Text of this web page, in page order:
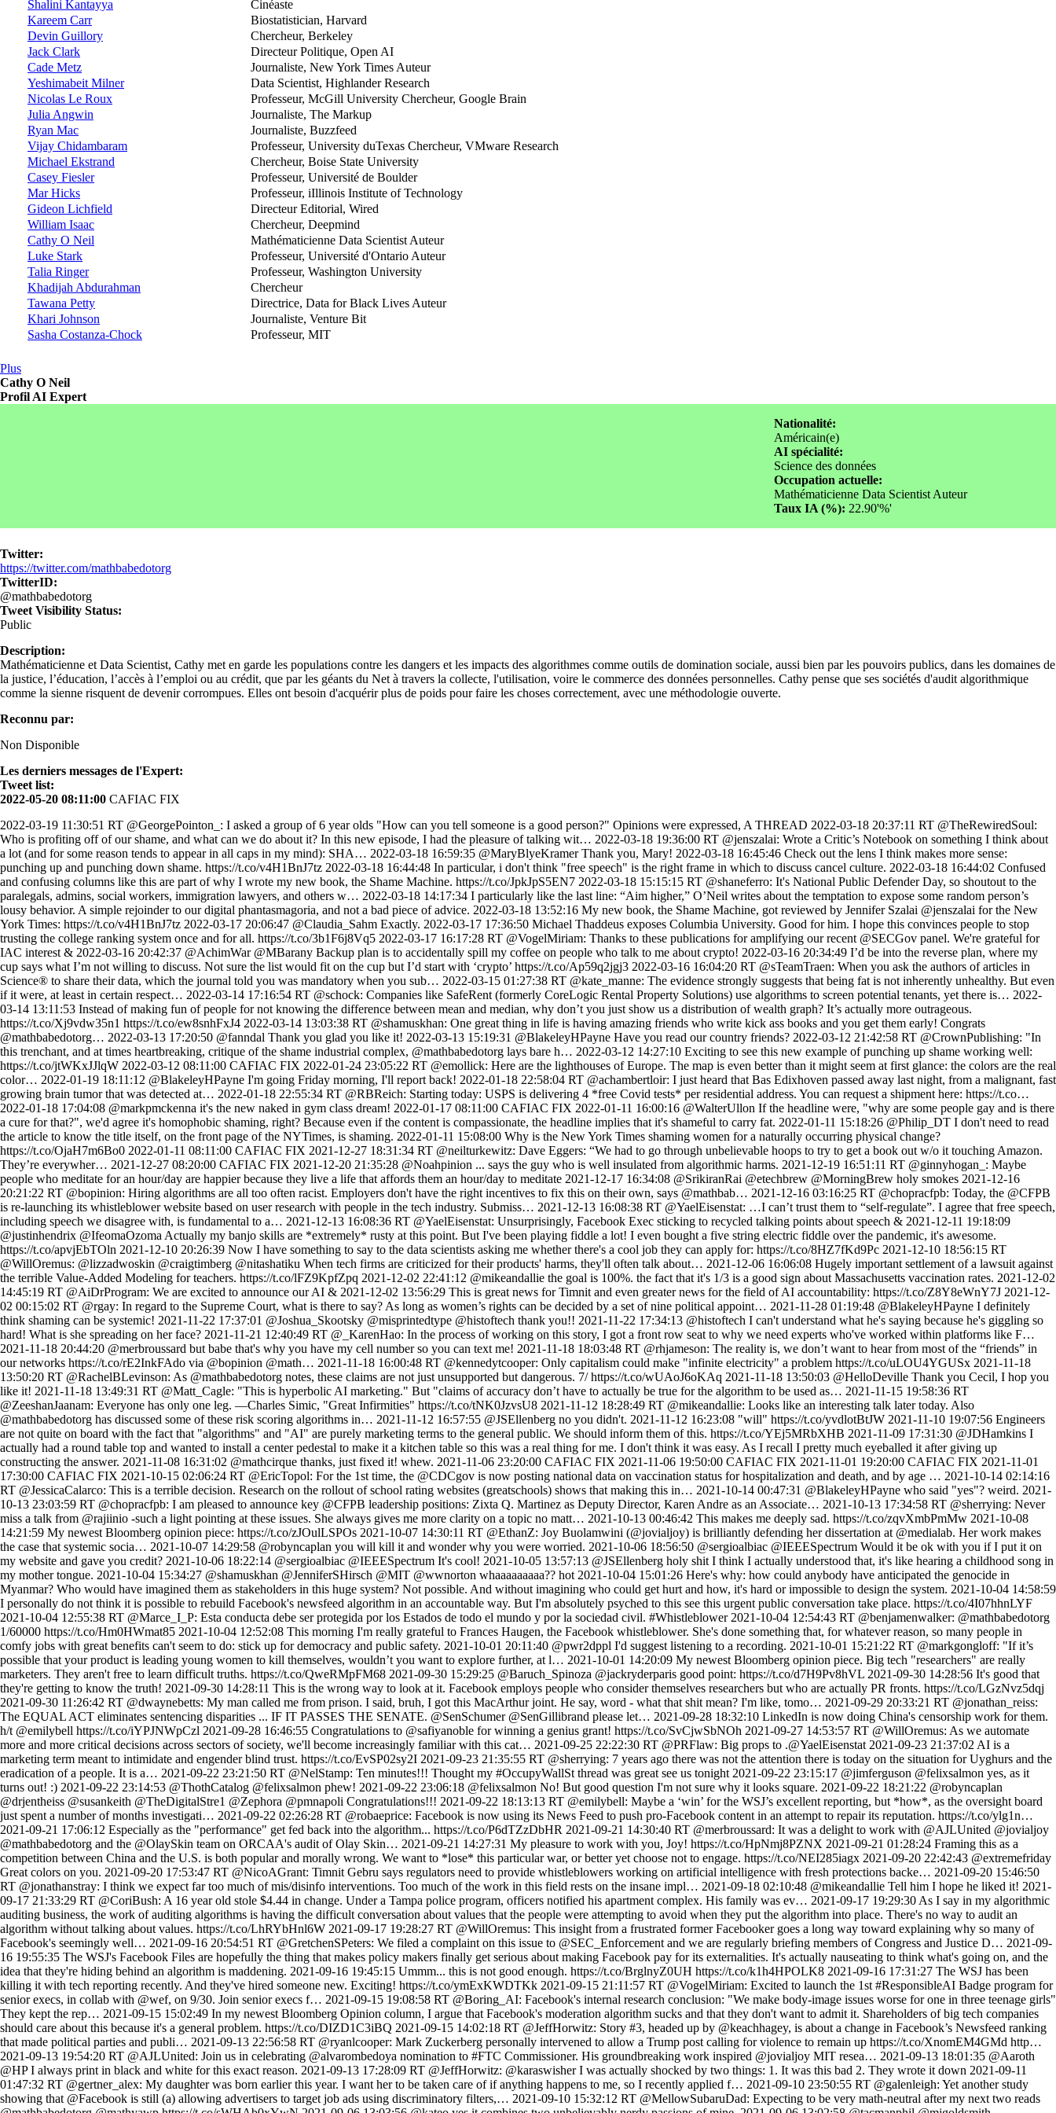
Shalini Kantayya
Cinéaste
Kareem Carr
Biostatistician, Harvard
Devin Guillory
Chercheur, Berkeley
Jack Clark
Directeur Politique, Open AI
Cade Metz
Journaliste, New York Times Auteur
Yeshimabeit Milner
Data Scientist, Highlander Research
Nicolas Le Roux
Professeur, McGill University Chercheur, Google Brain
Julia Angwin
Journaliste, The Markup
Ryan Mac
Journaliste, Buzzfeed
Vijay Chidambaram
Professeur, University duTexas Chercheur, VMware Research
Michael Ekstrand
Chercheur, Boise State University
Casey Fiesler
Professeur, Université de Boulder
Mar Hicks
Professeur, iIllinois Institute of Technology
Gideon Lichfield
Directeur Editorial, Wired
William Isaac
Chercheur, Deepmind
Cathy O Neil
Mathématicienne Data Scientist Auteur
Luke Stark
Professeur, Université d'Ontario Auteur
Talia Ringer
Professeur, Washington University
Khadijah Abdurahman
Chercheur
Tawana Petty
Directrice, Data for Black Lives Auteur
Khari Johnson
Journaliste, Venture Bit
Sasha Costanza-Chock
Professeur, MIT
Plus
Cathy O Neil
Profil AI Expert
Nationalité:
Américain(e)
AI spécialité:
Science des données
Occupation actuelle:
Mathématicienne Data Scientist Auteur
Taux IA (%): 22.90'%'
Twitter:
https://twitter.com/mathbabedotorg
TwitterID:
@mathbabedotorg
Tweet Visibility Status:
Public
Description:
Mathématicienne et Data Scientist, Cathy met en garde les populations contre les dangers et les impacts des algorithmes comme outils de domination sociale, aussi bien par les pouvoirs publics, dans les domaines de
la justice, l’éducation, l’accès à l’emploi ou au crédit, que par les géants du Net à travers la collecte, l'utilisation, voire le commerce des données personnelles. Cathy pense que ses sociétés d'audit algorithmique
comme la sienne risquent de devenir corrompues. Elles ont besoin d'acquérir plus de poids pour faire les choses correctement, avec une méthodologie ouverte.
Reconnu par:
Non Disponible
Les derniers messages de l'Expert:
Tweet list:
2022-05-20 08:11:00 CAFIAC FIX
2022-03-19 11:30:51 RT @GeorgePointon_: I asked a group of 6 year olds "How can you tell someone is a good person?" Opinions were expressed, A THREAD 2022-03-18 20:37:11 RT @TheRewiredSoul: Who is profiting off of our shame, and what can we do about it? In this new episode, I had the pleasure of talking wit… 2022-03-18 19:36:00 RT @jenszalai: Wrote a Critic’s Notebook on something I think about a lot (and for some reason tends to appear in all caps in my mind): SHA… 2022-03-18 16:59:35 @MaryBlyeKramer Thank you, Mary! 2022-03-18 16:45:46 Check out the lens I think makes more sense: punching up and punching down shame. https://t.co/v4H1BnJ7tz 2022-03-18 16:44:48 In particular, i don't think "free speech" is the right frame in which to discuss cancel culture. 2022-03-18 16:44:02 Confused and confusing columns like this are part of why I wrote my new book, the Shame Machine. https://t.co/JpkJpS5EN7 2022-03-18 15:15:15 RT @shaneferro: It's National Public Defender Day, so shoutout to the paralegals, admins, social workers, immigration lawyers, and others w… 2022-03-18 14:17:34 I particularly like the last line: “Aim higher,” O’Neil writes about the temptation to expose some random person’s lousy behavior. A simple rejoinder to our digital phantasmagoria, and not a bad piece of advice. 2022-03-18 13:52:16 My new book, the Shame Machine, got reviewed by Jennifer Szalai @jenszalai for the New York Times: https://t.co/v4H1BnJ7tz 2022-03-17 20:06:47 @Claudia_Sahm Exactly. 2022-03-17 17:36:50 Michael Thaddeus exposes Columbia University. Good for him. I hope this convinces people to stop trusting the college ranking system once and for all. https://t.co/3b1F6j8Vq5 2022-03-17 16:17:28 RT @VogelMiriam: Thanks to these publications for amplifying our recent @SECGov panel. We're grateful for IAC interest & 2022-03-16 20:42:37 @AchimWar @MBarany Backup plan is to accidentally spill my coffee on people who talk to me about crypto! 2022-03-16 20:34:49 I’d be into the reverse plan, where my cup says what I’m not willing to discuss. Not sure the list would fit on the cup but I’d start with ‘crypto’ https://t.co/Ap59q2jgj3 2022-03-16 16:04:20 RT @sTeamTraen: When you ask the authors of articles in Science® to share their data, which the journal told you was mandatory when you sub… 2022-03-15 01:27:38 RT @kate_manne: The evidence strongly suggests that being fat is not inherently unhealthy. But even if it were, at least in certain respect… 2022-03-14 17:16:54 RT @schock: Companies like SafeRent (formerly CoreLogic Rental Property Solutions) use algorithms to screen potential tenants, yet there is… 2022-03-14 13:11:53 Instead of making fun of people for not knowing the difference between mean and median, why don’t you just show us a distribution of wealth graph? It’s actually more outrageous. https://t.co/Xj9vdw35n1 https://t.co/ew8snhFxJ4 2022-03-14 13:03:38 RT @shamuskhan: One great thing in life is having amazing friends who write kick ass books and you get them early! Congrats @mathbabedotorg… 2022-03-13 17:20:50 @fanndal Thank you glad you like it! 2022-03-13 15:19:31 @BlakeleyHPayne Have you read our country friends? 2022-03-12 21:42:58 RT @CrownPublishing: "In this trenchant, and at times heartbreaking, critique of the shame industrial complex, @mathbabedotorg lays bare h… 2022-03-12 14:27:10 Exciting to see this new example of punching up shame working well: https://t.co/jtWKxJJlqW 2022-03-12 08:11:00 CAFIAC FIX 2022-01-24 23:05:22 RT @emollick: Here are the lighthouses of Europe. The map is even better than it might seem at first glance: the colors are the real color… 2022-01-19 18:11:12 @BlakeleyHPayne I'm going Friday morning, I'll report back! 2022-01-18 22:58:04 RT @achambertloir: I just heard that Bas Edixhoven passed away last night, from a malignant, fast growing brain tumor that was detected at… 2022-01-18 22:55:34 RT @RBReich: Starting today: USPS is delivering 4 *free Covid tests* per residential address. You can request a shipment here: https://t.co… 2022-01-18 17:04:08 @markpmckenna it's the new naked in gym class dream! 2022-01-17 08:11:00 CAFIAC FIX 2022-01-11 16:00:16 @WalterUllon If the headline were, "why are some people gay and is there a cure for that?", we'd agree it's homophobic shaming, right? Because even if the content is compassionate, the headline implies that it's shameful to carry fat. 2022-01-11 15:18:26 @Philip_DT I don't need to read the article to know the title itself, on the front page of the NYTimes, is shaming. 2022-01-11 15:08:00 Why is the New York Times shaming women for a naturally occurring physical change? https://t.co/OjaH7m6Bo0 2022-01-11 08:11:00 CAFIAC FIX 2021-12-27 18:31:34 RT @neilturkewitz: Dave Eggers: “We had to go through unbelievable hoops to try to get a book out w/o it touching Amazon. They’re everywher… 2021-12-27 08:20:00 CAFIAC FIX 2021-12-20 21:35:28 @Noahpinion ... says the guy who is well insulated from algorithmic harms. 2021-12-19 16:51:11 RT @ginnyhogan_: Maybe people who meditate for an hour/day are happier because they live a life that affords them an hour/day to meditate 2021-12-17 16:34:08 @SrikiranRai @etechbrew @MorningBrew holy smokes 2021-12-16 20:21:22 RT @bopinion: Hiring algorithms are all too often racist. Employers don't have the right incentives to fix this on their own, says @mathbab… 2021-12-16 03:16:25 RT @chopracfpb: Today, the @CFPB is re-launching its whistleblower website based on user research with people in the tech industry. Submiss… 2021-12-13 16:08:38 RT @YaelEisenstat: …I can’t trust them to “self-regulate”. I agree that free speech, including speech we disagree with, is fundamental to a… 2021-12-13 16:08:36 RT @YaelEisenstat: Unsurprisingly, Facebook Exec sticking to recycled talking points about speech & 2021-12-11 19:18:09 @justinhendrix @IfeomaOzoma Actually my banjo skills are *extremely* rusty at this point. But I've been playing fiddle a lot! I even bought a five string electric fiddle over the pandemic, it's awesome. https://t.co/apvjEbTOln 2021-12-10 20:26:39 Now I have something to say to the data scientists asking me whether there's a cool job they can apply for: https://t.co/8HZ7fKd9Pc 2021-12-10 18:56:15 RT @WillOremus: @lizzadwoskin @craigtimberg @nitashatiku When tech firms are criticized for their products' harms, they'll often talk about… 2021-12-06 16:06:08 Hugely important settlement of a lawsuit against the terrible Value-Added Modeling for teachers. https://t.co/lFZ9KpfZpq 2021-12-02 22:41:12 @mikeandallie the goal is 100%. the fact that it's 1/3 is a good sign about Massachusetts vaccination rates. 2021-12-02 14:45:19 RT @AiDrProgram: We are excited to announce our AI & 2021-12-02 13:56:29 This is great news for Timnit and even greater news for the field of AI accountability: https://t.co/Z8Y8eWnY7J 2021-12-02 00:15:02 RT @rgay: In regard to the Supreme Court, what is there to say? As long as women’s rights can be decided by a set of nine political appoint… 2021-11-28 01:19:48 @BlakeleyHPayne I definitely think shaming can be systemic! 2021-11-22 17:37:01 @Joshua_Skootsky @misprintedtype @histoftech thank you!! 2021-11-22 17:34:13 @histoftech I can't understand what he's saying because he's giggling so hard! What is she spreading on her face? 2021-11-21 12:40:49 RT @_KarenHao: In the process of working on this story, I got a front row seat to why we need experts who've worked within platforms like F… 2021-11-18 20:44:20 @merbroussard but babe that's why you have my cell number so you can text me! 2021-11-18 18:03:48 RT @rhjameson: The reality is, we don’t want to hear from most of the “friends” in our networks https://t.co/rE2InkFAdo via @bopinion @math… 2021-11-18 16:00:48 RT @kennedytcooper: Only capitalism could make "infinite electricity" a problem https://t.co/uLOU4YGUSx 2021-11-18 13:50:20 RT @RachelBLevinson: As @mathbabedotorg notes, these claims are not just unsupported but dangerous. 7/ https://t.co/wUAoJ6oKAq 2021-11-18 13:50:03 @HelloDeville Thank you Cecil, I hop you like it! 2021-11-18 13:49:31 RT @Matt_Cagle: "This is hyperbolic AI marketing." But "claims of accuracy don’t have to actually be true for the algorithm to be used as… 2021-11-15 19:58:36 RT @ZeeshanJaanam: Everyone has only one leg. —Charles Simic, "Great Infirmities" https://t.co/tNK0JzvsU8 2021-11-12 18:28:49 RT @mikeandallie: Looks like an interesting talk later today. Also @mathbabedotorg has discussed some of these risk scoring algorithms in… 2021-11-12 16:57:55 @JSEllenberg no you didn't. 2021-11-12 16:23:08 "will" https://t.co/yvdlotBtJW 2021-11-10 19:07:56 Engineers are not quite on board with the fact that "algorithms" and "AI" are purely marketing terms to the general public. We should inform them of this. https://t.co/YEj5MRbXHB 2021-11-09 17:31:30 @JDHamkins I actually had a round table top and wanted to install a center pedestal to make it a kitchen table so this was a real thing for me. I don't think it was easy. As I recall I pretty much eyeballed it after giving up constructing the answer. 2021-11-08 16:31:02 @mathcirque thanks, just fixed it! whew. 2021-11-06 23:20:00 CAFIAC FIX 2021-11-06 19:50:00 CAFIAC FIX 2021-11-01 19:20:00 CAFIAC FIX 2021-11-01 17:30:00 CAFIAC FIX 2021-10-15 02:06:24 RT @EricTopol: For the 1st time, the @CDCgov is now posting national data on vaccination status for hospitalization and death, and by age … 2021-10-14 02:14:16 RT @JessicaCalarco: This is a terrible decision. Research on the rollout of school rating websites (greatschools) shows that making this in… 2021-10-14 00:47:31 @BlakeleyHPayne who said "yes"? weird. 2021-10-13 23:03:59 RT @chopracfpb: I am pleased to announce key @CFPB leadership positions: Zixta Q. Martinez as Deputy Director, Karen Andre as an Associate… 2021-10-13 17:34:58 RT @sherrying: Never miss a talk from @rajiinio -such a light pointing at these issues. She always gives me more clarity on